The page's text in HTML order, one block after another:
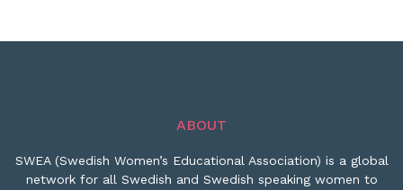
ABOUT
SWEA (Swedish Women’s Educational Association) is a global
network for all Swedish and Swedish speaking women to